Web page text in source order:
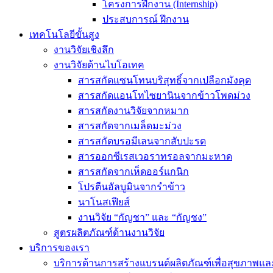
โครงการฝึกงาน (Internship)
ประสบการณ์ ฝึกงาน
เทคโนโลยีขั้นสูง
งานวิจัยเชิงลึก
งานวิจัยด้านไบโอเทค
สารสกัดแซนโทนบริสุทธิ์จากเปลือกมังคุด
สารสกัดแอนโทไซยานินจากข้าวโพดม่วง
สารสกัดงานวิจัยจากหมาก
สารสกัดจากเมล็ดมะม่วง
สารสกัดบรอมีเลนจากสับปะรด
สารออกซีเรสเวอราทรอลจากมะหาด
สารสกัดจากเห็ดออร์แกนิก
โปรตีนอัลบูมินจากรำข้าว
นาโนสเฟียส์
งานวิจัย “กัญชา” และ “กัญชง”
สูตรผลิตภัณฑ์ด้านงานวิจัย
บริการของเรา
บริการด้านการสร้างแบรนด์ผลิตภัณฑ์เพื่อสุขภาพแล